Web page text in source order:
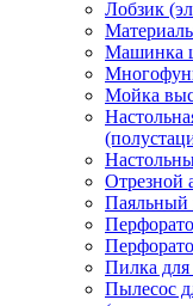
Лобзик
Машинка
Мойка
Отрезной
Паяльный
Пилка для
Пылесос